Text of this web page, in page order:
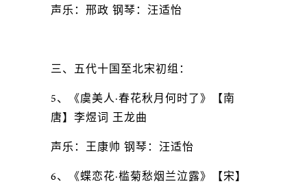
声乐：邢政 钢琴：汪适怡
三、五代十国至北宋初组：
5、《虞美人·春花秋月何时了》【南
唐】李煜词 王龙曲
声乐：王康帅 钢琴：汪适怡
6、《蝶恋花·槛菊愁烟兰泣露》【宋】